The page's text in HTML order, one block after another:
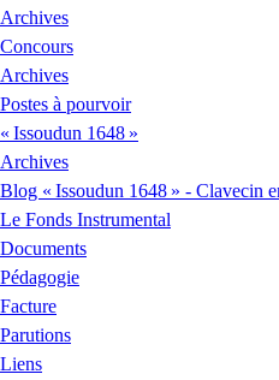
Archives
Concours
Archives
Postes à pourvoir
« Issoudun 1648 »
Archives
Blog « Issoudun 1648 » - Clavecin
Le Fonds Instrumental
Documents
Pédagogie
Facture
Parutions
Liens